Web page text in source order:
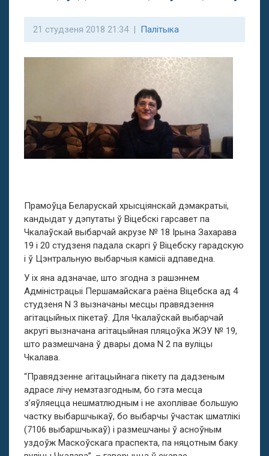
21 студзеня 2018 21:34 | Палітыка
Прамоўца Беларускай хрысціянскай дэмакратыі,
кандыдат у дэпутаты ў Віцебскі гарсавет па
Чкалаўскай выбарчай акрузе № 18 Ірына Захарава
19 і 20 студзеня падала скаргі ў Віцебску гарадскую
і ў Цэнтральную выбарчыя камісіі адпаведна.
У іх яна адзначае, што згодна з рашэннем
Адміністрацыі Першамайскага раёна Віцебска ад 4
студзеня N 3 вызначаны месцы правядзення
агітацыйных пікетаў. Для Чкалаўскай выбарчай
акругі вызначана агітацыйная пляцоўка ЖЭУ № 19,
што размешчана ў двары дома N 2 па вуліцы
Чкалава.
“Правядзенне агітацыйнага пікету па дадзеным
адрасе лічу немэтазгодным, бо гэта месца
з’яўляецца нешматлюдным і не ахоплівае большую
частку выбаршчыкаў, бо выбарчы ўчастак шматлікі
(7106 выбаршчыкаў) і размешчаны ў асноўным
уздоўж Маскоўскага праспекта, па няцотным баку